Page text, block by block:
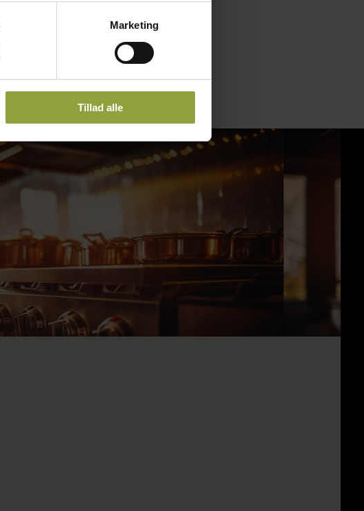
Marketing
Tillad alle